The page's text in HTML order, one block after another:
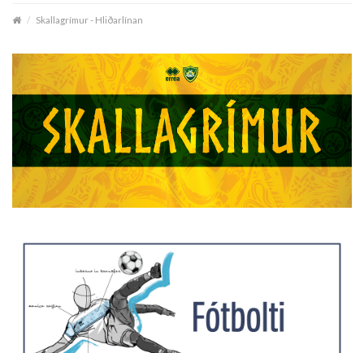
Skallagrímur - Hliðarlínan